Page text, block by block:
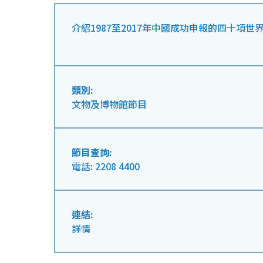
介紹1987至2017年中國成功申報的四十項世
類別:
文物及博物館節目
節目查詢:
電話: 2208 4400
連結:
詳情